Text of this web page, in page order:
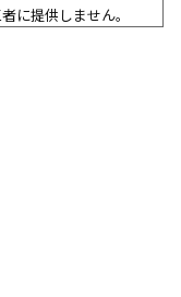
に提供しません。
必要がある場合で
とき
推進のために特に
ことが困難である
委託を受けた者が